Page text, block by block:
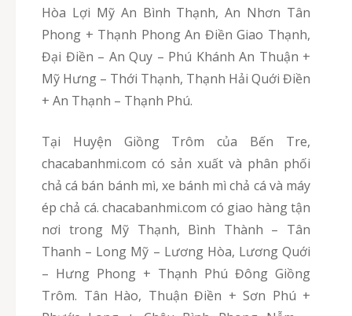
Hòa Lợi Mỹ An Bình Thạnh, An Nhơn Tân
Phong + Thạnh Phong An Điền Giao Thạnh,
Đại Điền – An Quy – Phú Khánh An Thuận +
Mỹ Hưng – Thới Thạnh, Thạnh Hải Quới Điền
+ An Thạnh – Thạnh Phú.
Tại Huyện Giồng Trôm của Bến Tre,
chacabanhmi.com có sản xuất và phân phối
chả cá bán bánh mì, xe bánh mì chả cá và máy
ép chả cá. chacabanhmi.com có giao hàng tận
nơi trong Mỹ Thạnh, Bình Thành – Tân
Thanh – Long Mỹ – Lương Hòa, Lương Quới
– Hưng Phong + Thạnh Phú Đông Giồng
Trôm. Tân Hào, Thuận Điền + Sơn Phú +